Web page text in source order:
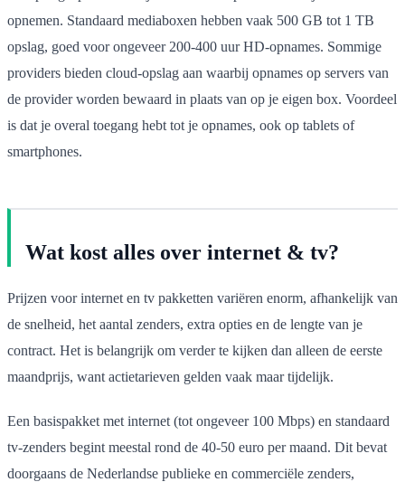
opnemen. Standaard mediaboxen hebben vaak 500 GB tot 1 TB
opslag, goed voor ongeveer 200-400 uur HD-opnames. Sommige
providers bieden cloud-opslag aan waarbij opnames op servers van
de provider worden bewaard in plaats van op je eigen box. Voordeel
is dat je overal toegang hebt tot je opnames, ook op tablets of
smartphones.
Wat kost alles over internet & tv?
Prijzen voor internet en tv pakketten variëren enorm, afhankelijk van
de snelheid, het aantal zenders, extra opties en de lengte van je
contract. Het is belangrijk om verder te kijken dan alleen de eerste
maandprijs, want actietarieven gelden vaak maar tijdelijk.
Een basispakket met internet (tot ongeveer 100 Mbps) en standaard
tv-zenders begint meestal rond de 40-50 euro per maand. Dit bevat
doorgaans de Nederlandse publieke en commerciële zenders,